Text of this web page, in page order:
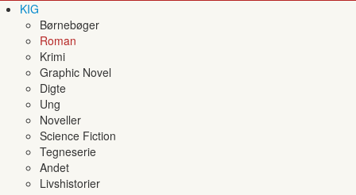
KIG
Børnebøger
Roman
Krimi
Graphic Novel
Digte
Ung
Noveller
Science Fiction
Tegneserie
Andet
Livshistorier